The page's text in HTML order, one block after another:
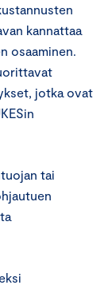
kannattaa
osaaminen.
jotka ovat
tai